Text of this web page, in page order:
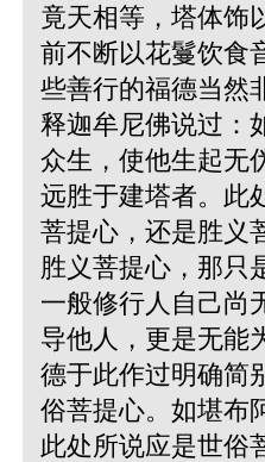
竟天相等，塔体饰
前不断以花鬘饮食
些善行的福德当然
释迦牟尼佛说过：
众生，使他生起无
远胜于建塔者。此
菩提心，还是胜义
胜义菩提心，那只
一般修行人自己尚
导他人，更是无能
德于此作过明确简
俗菩提心。如堪布
此处所说应是世俗